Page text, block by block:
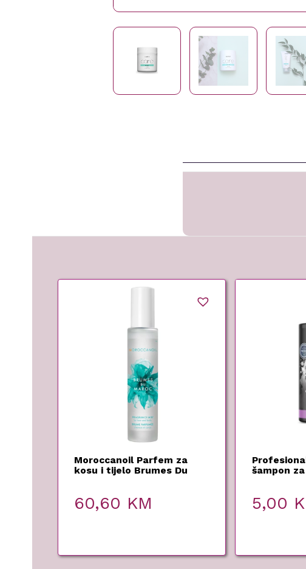
Moroccanoil Parfem za
kosu i tijelo Brumes Du
60,60 KM
šampon
5,00